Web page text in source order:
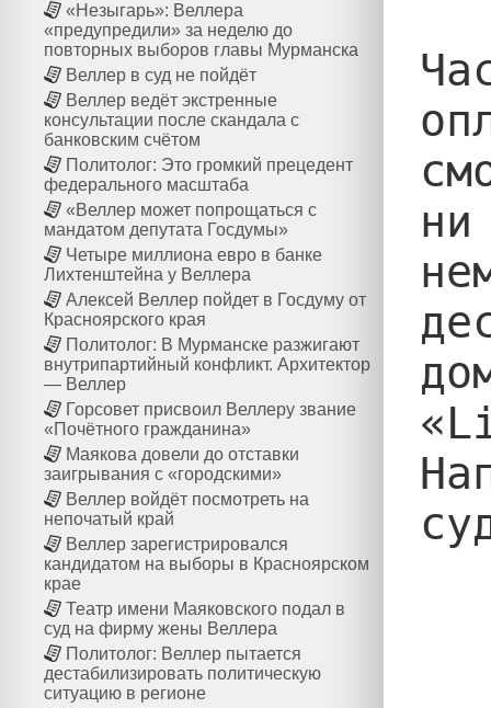
«Незыгарь»: Веллера
«предупредили» за неделю до
повторных выборов главы Мурманска
Веллер в суд не пойдёт
Веллер ведёт экстренные
консультации после скандала с
банковским счётом
Политолог: Это громкий прецедент
федерального масштаба
«Веллер может попрощаться с
мандатом депутата Госдумы»
Четыре миллиона евро в банке
Лихтенштейна у Веллера
Алексей Веллер пойдет в Госдуму от
Красноярского края
Политолог: В Мурманске разжигают
внутрипартийный конфликт. Архитектор
— Веллер
Горсовет присвоил Веллеру звание
«Почётного гражданина»
Маякова довели до отставки
заигрывания с «городскими»
Веллер войдёт посмотреть на
непочатый край
Веллер зарегистрировался
кандидатом на выборы в Красноярском
крае
Театр имени Маяковского подал в
суд на фирму жены Веллера
Политолог: Веллер пытается
дестабилизировать политическую
ситуацию в регионе